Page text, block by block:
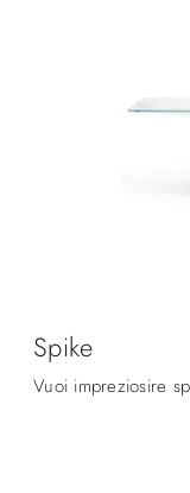
Spike